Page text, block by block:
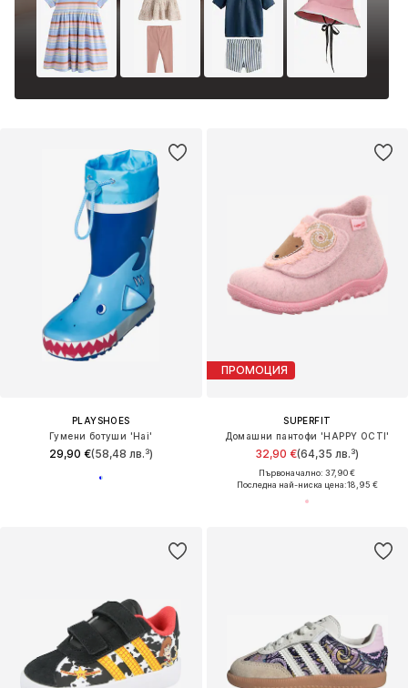
PLAYSHOES
Гумени ботуши 'Hai'
29,90 €(58,48 лв.³)
ПРОМОЦИЯ
SUPERFIT
Домашни пантофи 'HAPPY OCTI'
32,90 €(64,35 лв.³)
Първоначално: 37,90 €
Последна най-ниска цена:18,95 €